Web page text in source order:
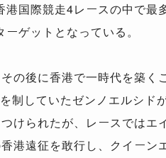
国際競走4レースの中で
ゲットとなっている。
の後に香港で一時代を築
制していたゼンノエルシド
けられたが、レースでは
港遠征を敢行し、クイー